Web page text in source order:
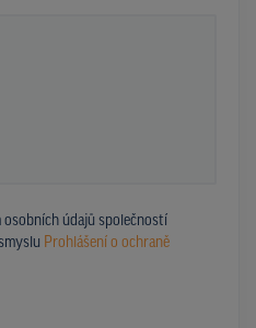
osobních údajů společností
Prohlášení o ochraně